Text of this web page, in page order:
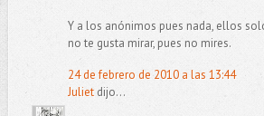
Y a los anónimos pues nada, ellos
no te gusta mirar, pues no mires.
24 de febrero de 2010 a las 13:44
Julietdijo...